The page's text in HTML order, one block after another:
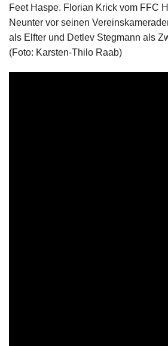
Feet Haspe. Florian Krick vom FFC
Neunter vor seinen
als Elfter und Detlev Stegmann als
(Foto: Karsten-Thilo Raab)